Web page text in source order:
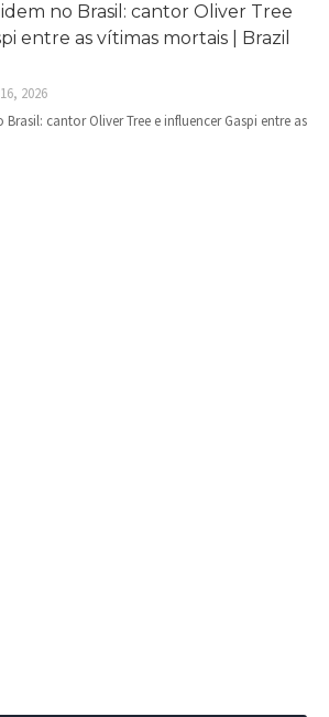
no Brasil: cantor Oliver Tree
entre as vítimas mortais | Brazil
2026
cantor Oliver Tree e influencer Gaspi entre as